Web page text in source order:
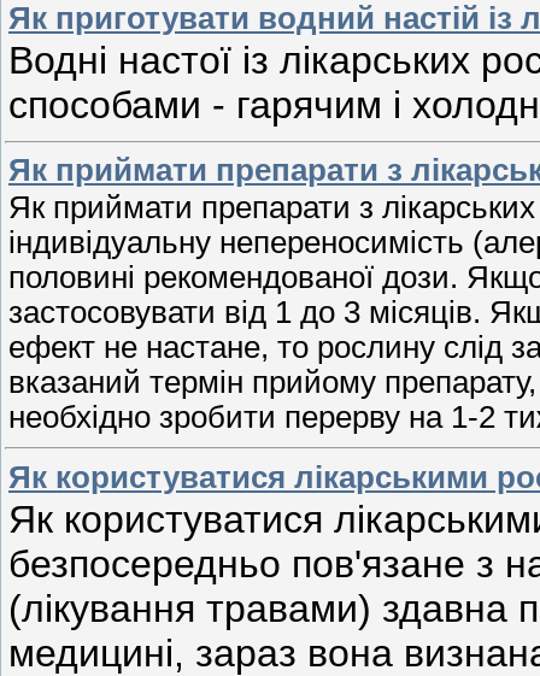
Як приготувати водний настій із
Водні настої із лікарських
способами - гарячим і
Як приймати препарати з
Як приймати препарати з
індивідуальну непереносимість
половині рекомендованої дози.
застосовувати від 1 до 3 місяців.
ефект не настане, то рослину слід
вказаний термін прийому
необхідно зробити перерву на 1-2
Як користуватися лікарськими
Як користуватися
безпосередньо пов'язане з
(лікування травами) здавна
медицині, зараз вона